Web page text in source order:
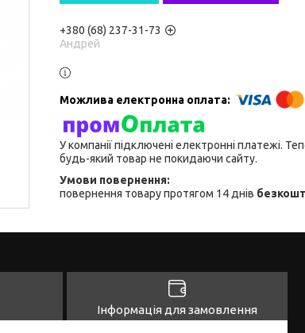
+380 (68) 237-31-73
Андрей
У компанії підключені електронні платежі.
будь-який товар не покидаючи сайту.
повернення товару протягом 14 днів
Інформація для замовлення